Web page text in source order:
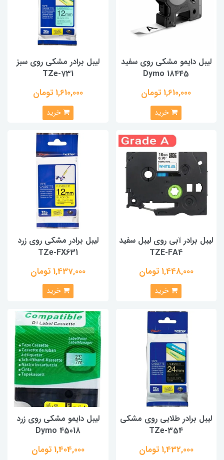
لیبل دایمو مشکی روی سفید
Dymo 18445
1,610,000 تومان
خرید
لیبل برادر مشکی روی سبز
TZe-731
1,610,000 تومان
خرید
لیبل برادر آبی روی لیبل سفید
TZE-FA4
1,448,000 تومان
خرید
لیبل برادر مشکی روی زرد
TZe-FX631
1,437,000 تومان
خرید
لیبل برادر طلایی روی مشکی
TZe-354
1,432,000 تومان
لیبل دایمو مشکی روی زرد
Dymo 45018
1,404,000 تومان